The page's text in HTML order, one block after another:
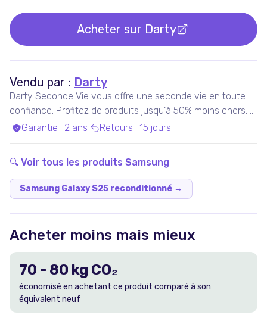
Acheter sur Darty
Vendu par : Darty
Darty Seconde Vie vous offre une seconde vie en toute
confiance. Profitez de produits jusqu'à 50% moins chers,
pris en charge par nos experts qualifiés, dans nos ateliers
Garantie : 2 ans Retours : 15 jours
🔍 Voir tous les produits Samsung
Samsung Galaxy S25 reconditionné →
Acheter moins mais mieux
70 - 80 kg CO₂
économisé en achetant ce produit comparé à son
équivalent neuf